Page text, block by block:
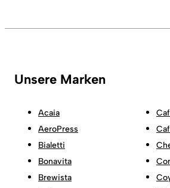
Unsere Marken
Acaia
AeroPress
Bialetti
Bonavita
Brewista